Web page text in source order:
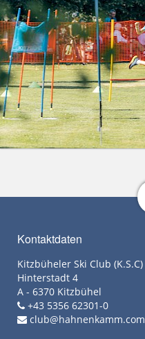
Kontaktdaten
Kitzbüheler Ski Club (K.S.C)
Hinterstadt 4
A - 6370 Kitzbühel
+43 5356 62301-0
club@hahnenkamm.com